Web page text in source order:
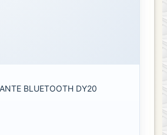
BLUETOOTH DY20